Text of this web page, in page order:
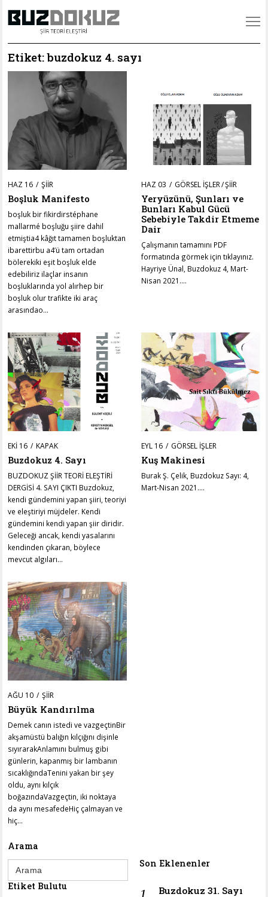
Etiket:buzdokuz 4. sayı
POSTED
ON
HAZ 16 EKI
12
ŞIIR
Boşluk Manifesto
boşluk bir fikirdirstéphane
mallarmé boşluğu şiire dahil
etmiştia4 kâğıt tamamen boşluktan
ibarettirbu a4’ü tam ortadan
bölerekiki eşit boşluk elde
edebiliriz ilaçlar insanın
boşluklarında yol alırhep bir
boşluk olur trafikte iki araç
arasındao…
POSTED
ON
HAZ 03 EKI
12
GÖRSEL İŞLER/ŞIIR
Yeryüzünü, Şunları ve
Bunları Kabul Gücü
Sebebiyle Takdir Etmeme
Dair
Çalışmanın tamamını PDF
formatında görmek için tıklayınız.
Hayriye Ünal, Buzdokuz 4, Mart-
Nisan 2021.…
POSTED
ON
EKI 16 EKI
09
KAPAK
Buzdokuz 4. Sayı
BUZDOKUZ ŞİİR TEORİ ELEŞTİRİ
DERGİSİ 4. SAYI ÇIKTI Buzdokuz,
kendi gündemini yapan şiiri, teoriyi
ve eleştiriyi müjdeler. Kendi
gündemini kendi yapan şiir diridir.
Geleceği ancak, kendi yasalarını
kendinden çıkaran, böylece
mevcut algıları…
POSTED
ON
EYL 16 HAZ
15
GÖRSEL İŞLER
Kuş Makinesi
Burak Ş. Çelik, Buzdokuz Sayı: 4,
Mart-Nisan 2021.…
POSTED
ON
AĞU 10 HAZ
15
ŞIIR
Büyük Kandırılma
Demek canın istedi ve vazgeçtinBir
akşamüstü balığın kılçığını dişinle
sıyırarakAnlamını bulmuş gibi
günlerin, kapanmış bir lambanın
sıcaklığındaTenini yakan bir şey
oldu, aynı kılçık
boğazındaVazgeçtin, iki noktaya
da aynı mesafedeHiç çalmayan ve
hiç…
Arama
Search
for: Son Eklenenler
Buzdokuz 31. Sayı
Etiket Bulutu